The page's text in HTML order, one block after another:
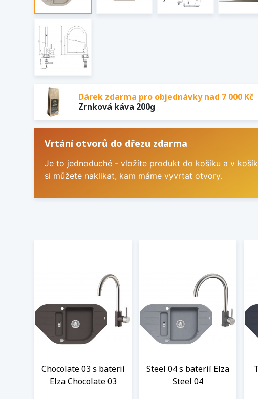
Dárek zdarma pro objednávky nad 7 000 Kč
Zrnková káva 200g
Vrtání otvorů do dřezu zdarma
Je to jednoduché - vložíte produkt do košíku a v
si můžete naklikat, kam máme vyvrtat otvory.
Chocolate 03 s baterií
Elza Chocolate 03
Steel 04 s baterií Elza
Steel 04